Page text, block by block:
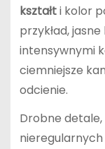
kształti kolor
przykład,
intensywnymi
ciemniejsze
odcienie.
Drobne detale,